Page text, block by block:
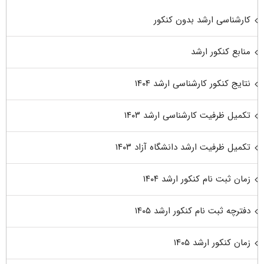
کارشناسی ارشد بدون کنکور
منابع کنکور ارشد
نتایج کنکور کارشناسی ارشد ۱۴۰۴
تکمیل ظرفیت کارشناسی ارشد ۱۴۰۳
تکمیل ظرفیت ارشد دانشگاه آزاد ۱۴۰۳
زمان ثبت نام کنکور ارشد ۱۴۰۴
دفترچه ثبت نام کنکور ارشد ۱۴۰۵
زمان کنکور ارشد ۱۴۰۵